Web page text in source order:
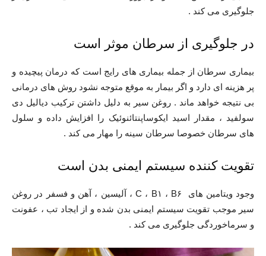
جلوگیری می کند .
در جلوگیری از سرطان موثر است
بیماری سرطان از جمله بیماری های رایج است که درمان پیچیده و
پر هزینه ای دارد و اگر بیمار به موقع متوجه نشود روش های درمانی
بی نتیجه خواهد ماند . روغن سیر به دلیل داشتن ترکیب دیالیل دی
سولفید ، مقدار اسید ایکوساپنتائنوئیک را افزایش داده و سلول
های سرطان خصوصا سرطان سینه را مهار می کند .
تقویت کننده سیستم ایمنی بدن است
وجود ویتامین های C ، B۱ ، B۶ ، آلیسین ، آهن و فسفر در روغن
سیر موجب تقویت سیستم ایمنی بدن شده و از ایجاد تب ، عفونت
و سرماخوردگی جلوگیری می کند .